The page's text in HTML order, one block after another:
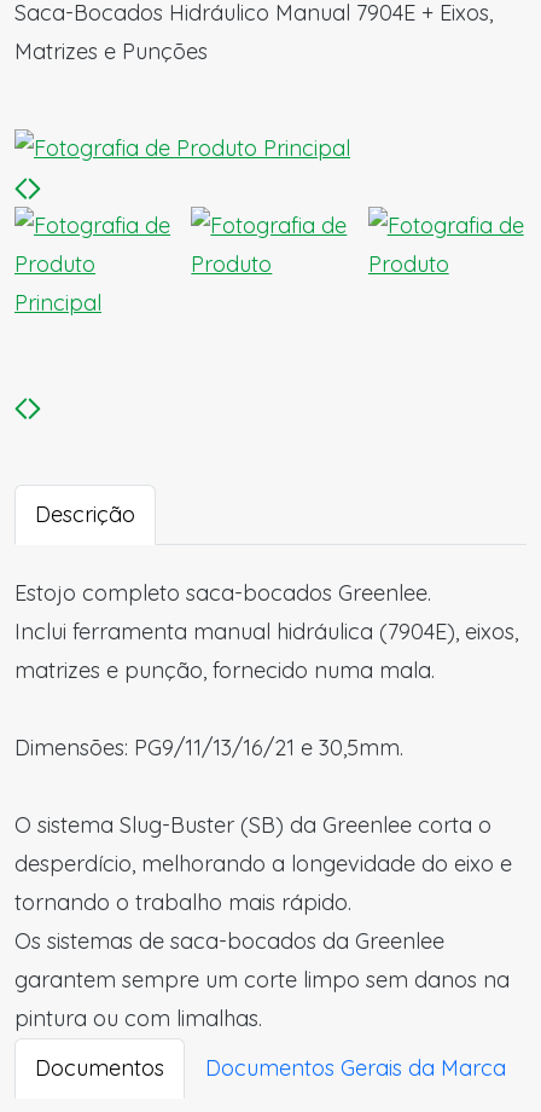
Saca-Bocados Hidráulico Manual 7904E + Eixos,
Matrizes e Punções
Descrição
Estojo completo saca-bocados Greenlee.
Inclui ferramenta manual hidráulica (7904E), eixos,
matrizes e punção, fornecido numa mala.
Dimensões: PG9/11/13/16/21 e 30,5mm.
O sistema Slug-Buster (SB) da Greenlee corta o
desperdício, melhorando a longevidade do eixo e
tornando o trabalho mais rápido.
Os sistemas de saca-bocados da Greenlee
garantem sempre um corte limpo sem danos na
pintura ou com limalhas.
Documentos
Documentos Gerais da Marca